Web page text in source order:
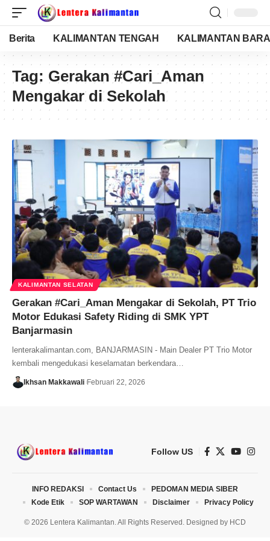
Berita KALIMANTAN TENGAH KALIMANTAN
Tag: Gerakan #Cari_Aman
Mengakar di Sekolah
KALIMANTAN SELATAN
Gerakan #Cari_Aman Mengakar di Sekolah, PT Trio
Motor Edukasi Safety Riding di SMK YPT
Banjarmasin
lenterakalimantan.com, BANJARMASIN - Main Dealer PT Trio Motor
kembali mengedukasi keselamatan berkendara…
Ikhsan Makkawali Februari 22, 2026
Follow US
© 2026 Lentera Kalimantan. All Rights Reserved. Designed by HCD
INFO REDAKSI Contact Us
PEDOMAN MEDIA SIBER
Kode Etik
SOP WARTAWAN Disclaimer Privacy Policy